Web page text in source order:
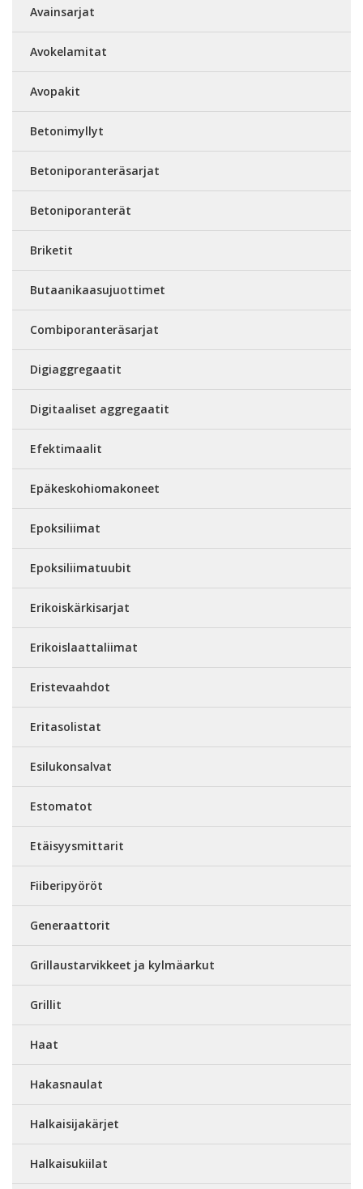
Avainsarjat
Avokelamitat
Avopakit
Betonimyllyt
Betoniporanteräsarjat
Betoniporanterät
Briketit
Butaanikaasujuottimet
Combiporanteräsarjat
Digiaggregaatit
Digitaaliset aggregaatit
Efektimaalit
Epäkeskohiomakoneet
Epoksiliimat
Epoksiliimatuubit
Erikoiskärkisarjat
Erikoislaattaliimat
Eristevaahdot
Eritasolistat
Esilukonsalvat
Estomatot
Etäisyysmittarit
Fiiberipyöröt
Generaattorit
Grillaustarvikkeet ja kylmäarkut
Grillit
Haat
Hakasnaulat
Halkaisijakärjet
Halkaisukiilat